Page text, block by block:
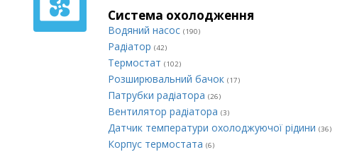
Система охолодження
Водяний насос (190)
Радіатор (42)
Термостат (102)
Розширювальний бачок (17)
Патрубки радіатора (26)
Вентилятор радіатора (3)
Датчик температури охолоджуючої рідини (36)
Корпус термостата (6)